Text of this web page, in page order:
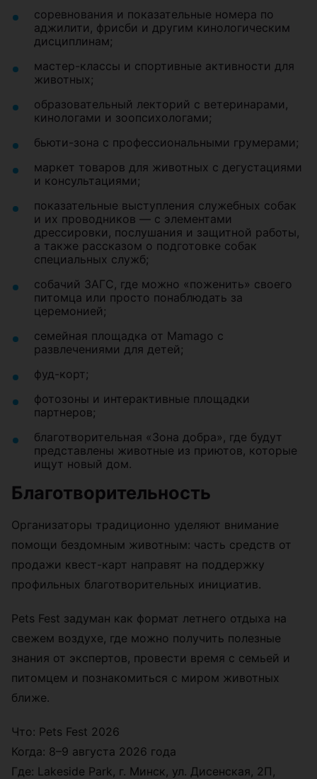
соревнования и показательные номера по
аджилити, фрисби и другим кинологическим
дисциплинам;
мастер-классы и спортивные активности для
животных;
образовательный лекторий с ветеринарами,
кинологами и зоопсихологами;
бьюти-зона с профессиональными грумерами;
маркет товаров для животных с дегустациями
и консультациями;
показательные выступления служебных собак
и их проводников — с элементами
дрессировки, послушания и защитной работы,
а также рассказом о подготовке собак
специальных служб;
собачий ЗАГС, где можно «поженить» своего
питомца или просто понаблюдать за
церемонией;
семейная площадка от Mamago с
развлечениями для детей;
фуд-корт;
фотозоны и интерактивные площадки
партнеров;
благотворительная «Зона добра», где будут
представлены животные из приютов, которые
ищут новый дом.
Благотворительность
Организаторы традиционно уделяют внимание
помощи бездомным животным: часть средств от
продажи квест-карт направят на поддержку
профильных благотворительных инициатив.
Pets Fest задуман как формат летнего отдыха на
свежем воздухе, где можно получить полезные
знания от экспертов, провести время с семьей и
питомцем и познакомиться с миром животных
ближе.
Что: Pets Fest 2026
Когда: 8–9 августа 2026 года
Где: Lakeside Park, г. Минск, ул. Дисенская, 2П,